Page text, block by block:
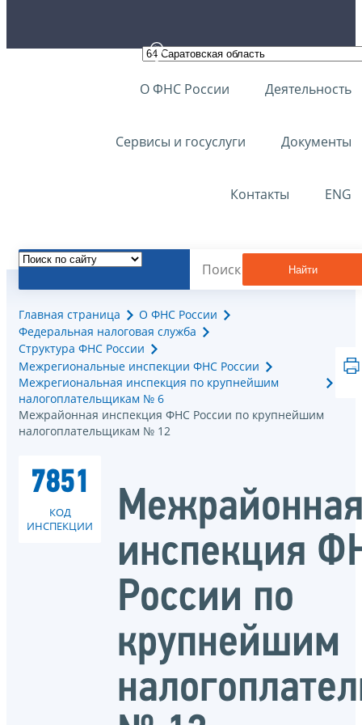
О ФНС России Деятельность
Сервисы и госуслуги Документы
Контакты ENG
Найти
Главная страница
О ФНС России
Федеральная налоговая служба
Структура ФНС России
Межрегиональные инспекции ФНС России
Межрегиональная инспекция по крупнейшим
налогоплательщикам № 6
Межрайонная инспекция ФНС России по крупнейшим
налогоплательщикам № 12
7851
КОД
ИНСПЕКЦИИ
инспекция
России по
крупнейшим